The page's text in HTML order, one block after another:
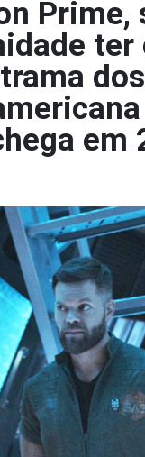
Prime,
ter
em